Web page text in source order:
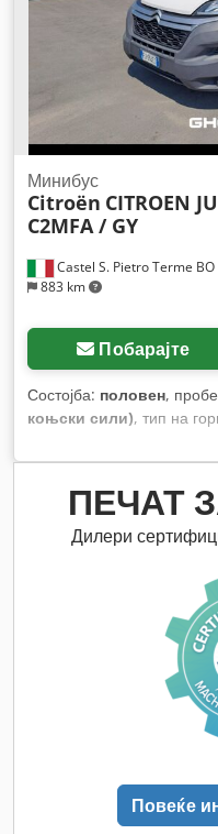
Castel S. Pietro Terme BO
883 km
Минибус
Citroën CITROEN
C2MFA / GY
Побарајте
Состојба: половен,
коњски сили), тип на
, максимална носивост
регистрација:04/2017,
седишта:3, Опрема:
ПЕЧАТ
Дилери
Повеќе